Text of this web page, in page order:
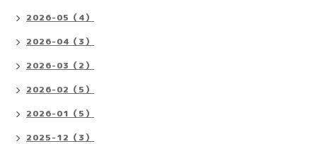
2026-05（4）
2026-04（3）
2026-03（2）
2026-02（5）
2026-01（5）
2025-12（3）